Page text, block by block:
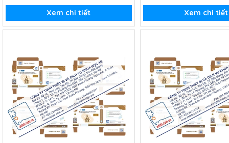
Xem chi tiết Xem chi tiết